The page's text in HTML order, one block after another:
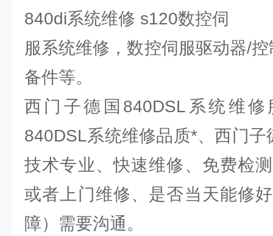
840di系统维修 s120数控伺
服系统维修，数控伺服驱动器/
备件等。
西门子德国840DSL系统维
840DSL系统维修品质*、西门
技术专业、快速维修、免费检
或者上门维修、是否当天能修
障）需要沟通。